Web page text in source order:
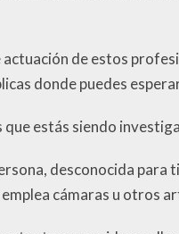
de estos
donde puedes
estás siendo
desconocida para
cámaras u otros